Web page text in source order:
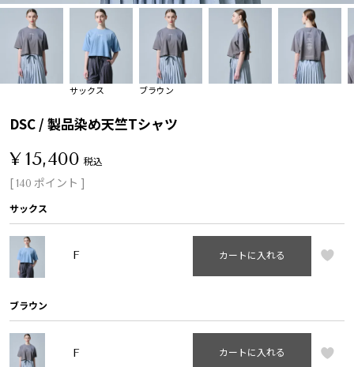
サックス ブラウン
DSC / 製品染め天竺Tシャツ
¥15,400 税込
[140 ポイント ]
サックス
F カートに入れる
ブラウン
F カートに入れる